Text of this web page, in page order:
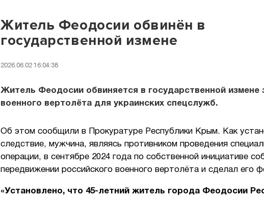
Житель Феодосии обвинён в
государственной измене
2026.06.02 16:04:38
Житель Феодосии обвиняется в государственной измене
военного вертолёта для украинских спецслужб.
Об этом сообщили в Прокуратуре Республики Крым. Как
следствие, мужчина, являясь противником проведения
операции, в сентябре 2024 года по собственной инициативе
передвижении российского военного вертолёта и сделал его
«Установлено, что 45-летний житель города Феодосии